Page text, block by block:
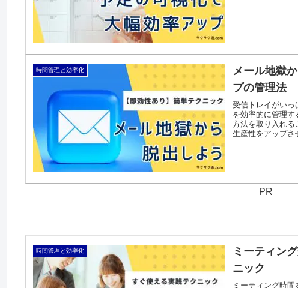
時間管理と効率化
メール地獄
プの管理法
受信トレイがいっ
を効率的に管理す
方法を取り入れる
生産性をアップさ
PR
時間管理と効率化
ミーティン
ニック
ミーティング時間